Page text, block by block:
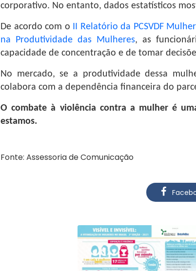
corporativo. No entanto, dados estatísticos
De acordo com o
II Relatório da PCSVDF
na Produtividade das Mulheres, as
capacidade de concentração e de tomar
No mercado, se a produtividade dessa
colabora com a dependência financeira do
O combate à violência contra a mulher é
estamos.
Fonte: Assessoria de Comunicação